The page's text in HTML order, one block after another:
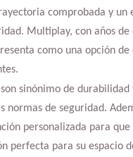
comprobada y un
Multiplay, con años de
como una opción de
sinónimo de durabilidad
normas de seguridad.
personalizada para
perfecta para su espacio